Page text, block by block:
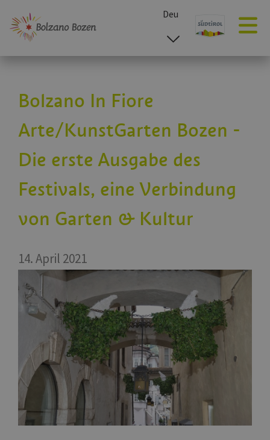
Deu
esp
ita
Bolzano In Fiore
Arte/KunstGarten Bozen -
Die erste Ausgabe des
Festivals, eine Verbindung
von Garten & Kultur
14. April 2021